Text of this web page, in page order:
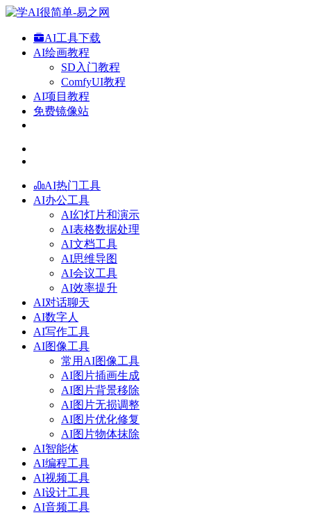
AI工具下载
AI绘画教程
SD入门教程
ComfyUI教程
AI项目教程
免费镜像站
AI热门工具
AI办公工具
AI幻灯片和演示
AI表格数据处理
AI文档工具
AI思维导图
AI会议工具
AI效率提升
AI对话聊天
AI数字人
AI写作工具
AI图像工具
常用AI图像工具
AI图片插画生成
AI图片背景移除
AI图片无损调整
AI图片优化修复
AI图片物体抹除
AI智能体
AI编程工具
AI视频工具
AI设计工具
AI音频工具